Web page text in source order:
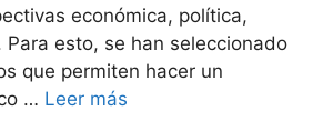
económica, política,
Para esto, se han seleccionado
que permiten hacer un
… Leer más